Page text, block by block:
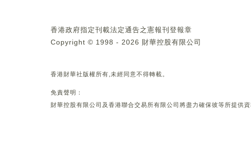
香港政府指定刊載法定通告之憲報刊登報章
Copyright © 1998 - 2026 財華控股有限公司
香港財華社版權所有,未經同意不得轉載。
免責聲明：
財華控股有限公司及香港聯合交易所有限公司將盡力確保彼等所提供